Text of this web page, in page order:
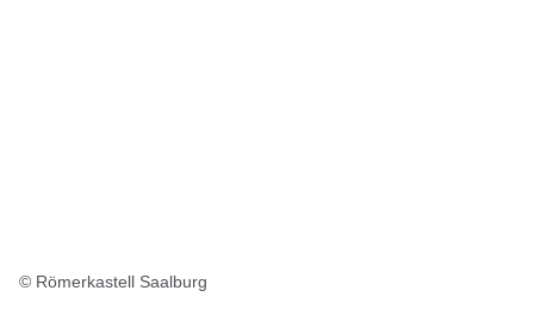
© Römerkastell Saalburg